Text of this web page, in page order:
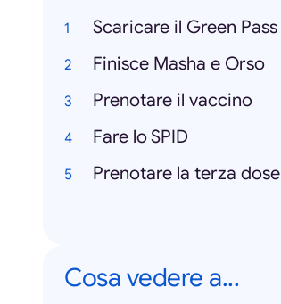
Scaricare il Green Pass
Finisce Masha e Orso
Prenotare il vaccino
Fare lo SPID
Prenotare la terza dose
Cosa vedere a...